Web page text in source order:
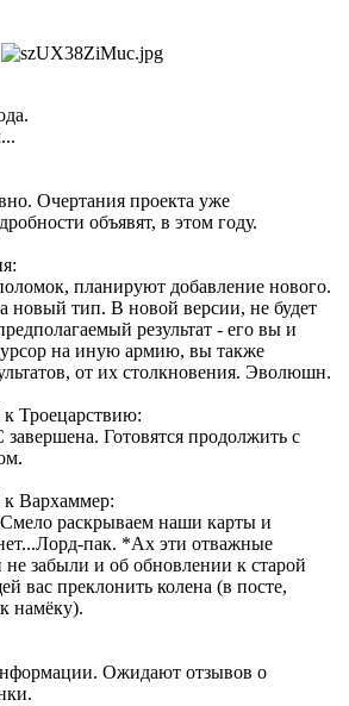
Очертания проекта уже
объявят, в этом году.
планируют добавление нового.
новый тип. В новой версии, не будет
результат - его вы и
на иную армию, вы также
от их столкновения. Эволюшн.
Троецарствию:
Готовятся продолжить с
Вархаммер:
раскрываем наши карты и
пак. *Ах эти отважные
забыли и об обновлении к старой
вас преклонить колена (в посте,
намёку).
Ожидают отзывов о